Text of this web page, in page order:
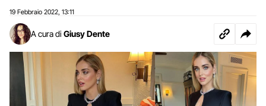
19 Febbraio 2022 13:11
A cura di Giusy Dente